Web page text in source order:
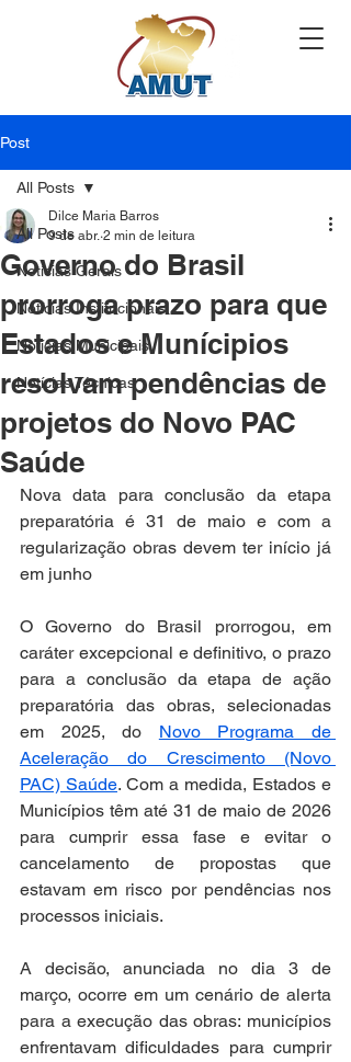
Post
All Posts
Notícias Gerais
Notícias Institucionais
Notícias Municipais
Notícias Técnicas
All Posts
Governo do Brasil
prorroga prazo para que
Estados e Munícipios
resolvam pendências de
projetos do Novo PAC
Saúde
Dilce Maria Barros
9 de abr. 2 min de leitura
Nova data para conclusão da etapa
preparatória é 31 de maio e com a
regularização obras devem ter início já
em junho
O Governo do Brasil prorrogou, em
caráter excepcional e definitivo, o prazo
para a conclusão da etapa de ação
preparatória das obras, selecionadas
em 2025, do Novo Programa de
Aceleração do Crescimento (Novo
PAC) Saúde. Com a medida, Estados e
Municípios têm até 31 de maio de 2026
para cumprir essa fase e evitar o
cancelamento de propostas que
estavam em risco por pendências nos
processos iniciais.
A decisão, anunciada no dia 3 de
março, ocorre em um cenário de alerta
para a execução das obras: municípios
enfrentavam dificuldades para cumprir